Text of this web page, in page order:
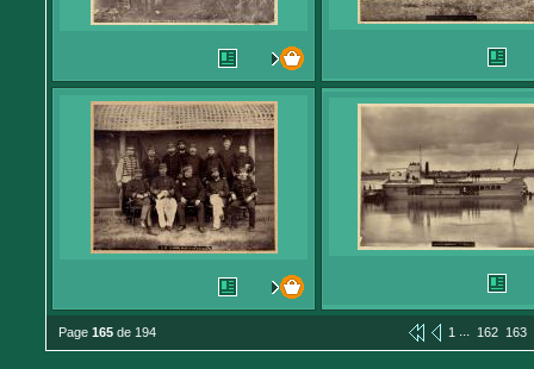
Page 165 de 194 1 ... 162 163